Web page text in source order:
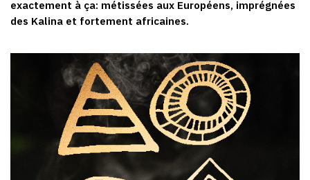
exactement à ça: métissées aux Européens, imprégnées
des Kalina et fortement africaines.